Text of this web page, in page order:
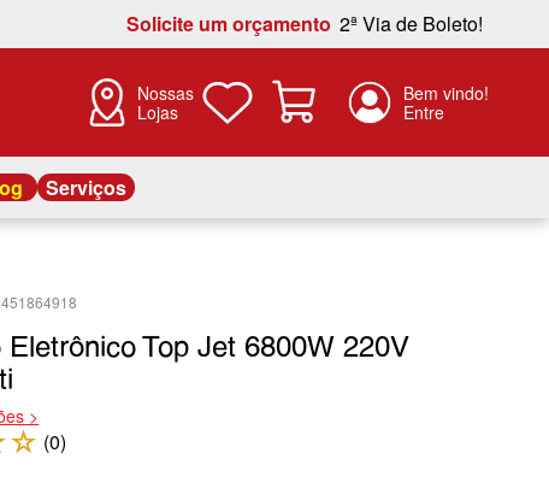
Solicite um orçamento 2ª Via de Boleto!
Nossas
Lojas
Serviços
Eletrônico Top Jet 6800W 220V
>
☆ (0)